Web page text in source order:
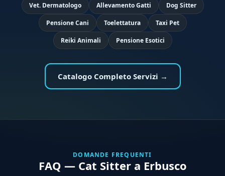
Vet. Dermatologo Allevamento Gatti Dog Sitter
Pensione Cani Toelettatura Taxi Pet
Reiki Animali Pensione Esotici
Catalogo Completo Servizi →
DOMANDE FREQUENTI
FAQ — Cat Sitter a Erbusco